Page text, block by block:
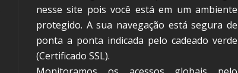
nesse site pois você está em um ambiente
protegido. A sua navegação está segura de
ponta a ponta indicada pelo cadeado verde
(Certificado SSL).